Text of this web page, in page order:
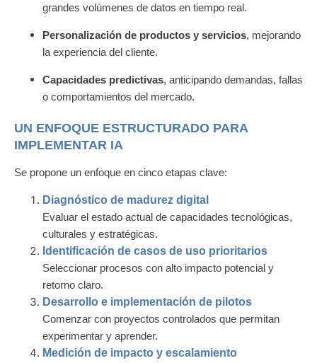
grandes volúmenes de datos en tiempo real.
Personalización de productos y servicios, mejorando
la experiencia del cliente.
Capacidades predictivas, anticipando demandas, fallas
o comportamientos del mercado.
UN ENFOQUE ESTRUCTURADO PARA
IMPLEMENTAR IA
Se propone un enfoque en cinco etapas clave:
Diagnóstico de madurez digital
Evaluar el estado actual de capacidades tecnológicas,
culturales y estratégicas.
Identificación de casos de uso prioritarios
Seleccionar procesos con alto impacto potencial y
retorno claro.
Desarrollo e implementación de pilotos
Comenzar con proyectos controlados que permitan
experimentar y aprender.
Medición de impacto y escalamiento